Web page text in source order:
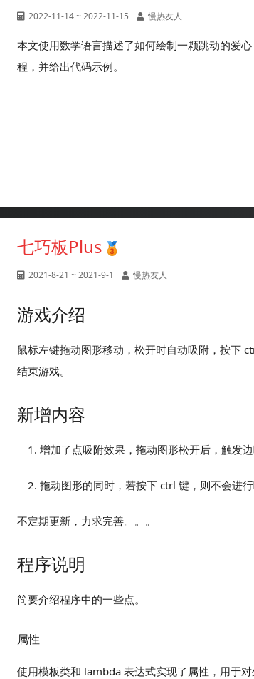
2022-11-14 ~ 2022-11-15 慢热友人
本文使用数学语言描述了如何绘制一颗跳动的爱
程，并给出代码示例。
七巧板Plus
2021-8-21 ~ 2021-9-1 慢热友人
游戏介绍
鼠标左键拖动图形移动，松开时自动吸附，按下
结束游戏。
新增内容
增加了点吸附效果，拖动图形松开后，触发
拖动图形的同时，若按下 ctrl 键，则不会进行
不定期更新，力求完善。。。
程序说明
简要介绍程序中的一些点。
属性
使用模板类和 lambda 表达式实现了属性，用于对